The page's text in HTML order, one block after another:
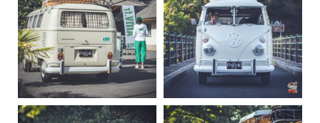
Sep 10
220
4
Août 10
177
0
becombi becombi